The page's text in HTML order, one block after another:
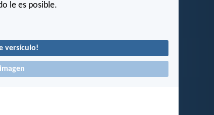
le es posible.
versículo!